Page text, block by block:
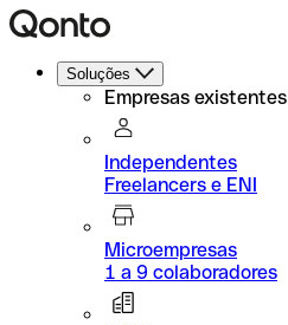
Soluções
Empresas existentes
Independentes
Freelancers e ENI
Microempresas
1 a 9 colaboradores